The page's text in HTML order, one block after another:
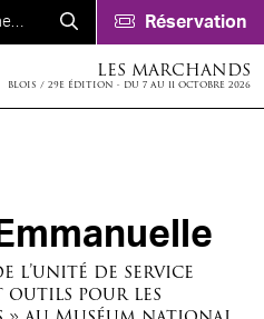
Réservation
LES MARCHANDS
BLOIS / 29E ÉDITION - DU 7 AU 11 OCTOBRE 2026
de service
outils pour les